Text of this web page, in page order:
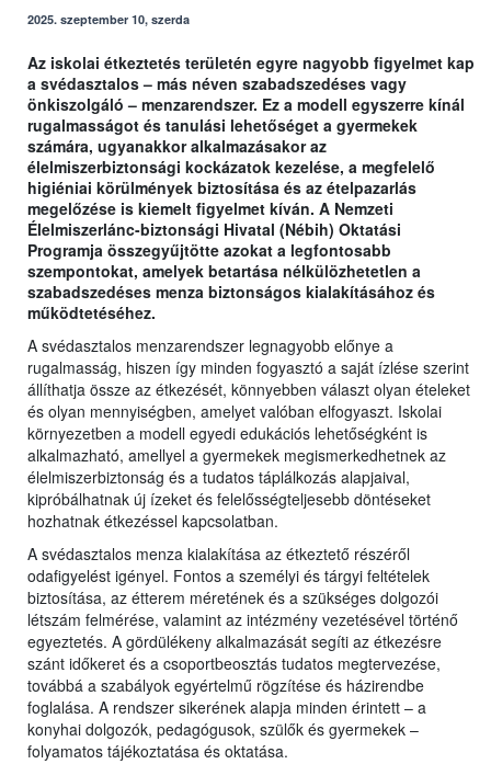
2025. szeptember 10, szerda
Az iskolai étkeztetés területén egyre nagyobb figyelmet kap
a svédasztalos – más néven szabadszedéses vagy
önkiszolgáló – menzarendszer. Ez a modell egyszerre kínál
rugalmasságot és tanulási lehetőséget a gyermekek
számára, ugyanakkor alkalmazásakor az
élelmiszerbiztonsági kockázatok kezelése, a megfelelő
higiéniai körülmények biztosítása és az ételpazarlás
megelőzése is kiemelt figyelmet kíván. A Nemzeti
Élelmiszerlánc-biztonsági Hivatal (Nébih) Oktatási
Programja összegyűjtötte azokat a legfontosabb
szempontokat, amelyek betartása nélkülözhetetlen a
szabadszedéses menza biztonságos kialakításához és
működtetéséhez.
A svédasztalos menzarendszer legnagyobb előnye a
rugalmasság, hiszen így minden fogyasztó a saját ízlése szerint
állíthatja össze az étkezését, könnyebben választ olyan ételeket
és olyan mennyiségben, amelyet valóban elfogyaszt. Iskolai
környezetben a modell egyedi edukációs lehetőségként is
alkalmazható, amellyel a gyermekek megismerkedhetnek az
élelmiszerbiztonság és a tudatos táplálkozás alapjaival,
kipróbálhatnak új ízeket és felelősségteljesebb döntéseket
hozhatnak étkezéssel kapcsolatban.
A svédasztalos menza kialakítása az étkeztető részéről
odafigyelést igényel. Fontos a személyi és tárgyi feltételek
biztosítása, az étterem méretének és a szükséges dolgozói
létszám felmérése, valamint az intézmény vezetésével történő
egyeztetés. A gördülékeny alkalmazását segíti az étkezésre
szánt időkeret és a csoportbeosztás tudatos megtervezése,
továbbá a szabályok egyértelmű rögzítése és házirendbe
foglalása. A rendszer sikerének alapja minden érintett – a
konyhai dolgozók, pedagógusok, szülők és gyermekek –
folyamatos tájékoztatása és oktatása.